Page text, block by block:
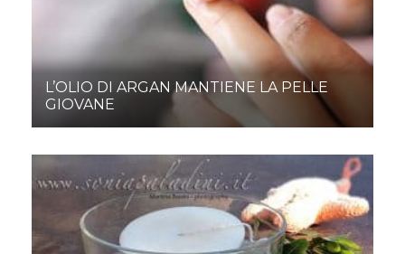
L’OLIO DI ARGAN MANTIENE LA PELLE
GIOVANE